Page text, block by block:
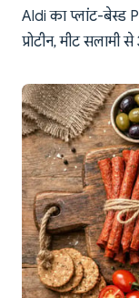
Aldi का प्लांट-बेस्ड
प्रोटीन, मीट